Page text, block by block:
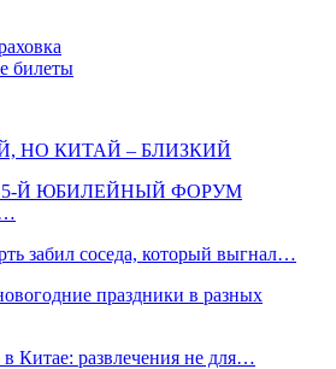
билеты
НО КИТАЙ – БЛИЗКИЙ
Й ЮБИЛЕЙНЫЙ ФОРУМ
забил соседа, который выгнал…
праздники в разных
Китае: развлечения не для…